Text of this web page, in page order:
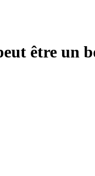
être un